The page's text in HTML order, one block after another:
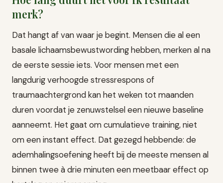
merk?
Dat hangt af van waar je begint. Mensen die al een
basale lichaamsbewustwording hebben, merken al na
de eerste sessie iets. Voor mensen met een
langdurig verhoogde stressrespons of
traumaachtergrond kan het weken tot maanden
duren voordat je zenuwstelsel een nieuwe baseline
aanneemt. Het gaat om cumulatieve training, niet
om een instant effect. Dat gezegd hebbende: de
ademhalingsoefening heeft bij de meeste mensen al
binnen twee à drie minuten een meetbaar effect op